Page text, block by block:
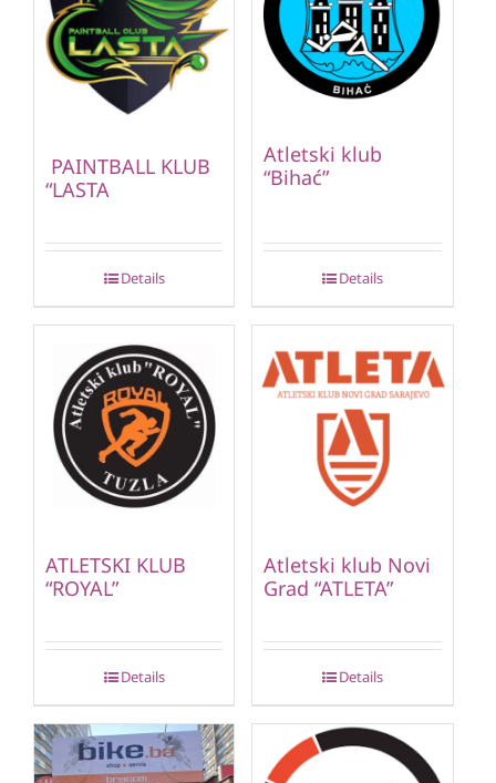
PAINTBALL KLUB
“LASTA
Details
Atletski klub
“Bihać”
Details
ATLETSKI KLUB
“ROYAL”
Details
Atletski klub Novi
Grad “ATLETA”
Details